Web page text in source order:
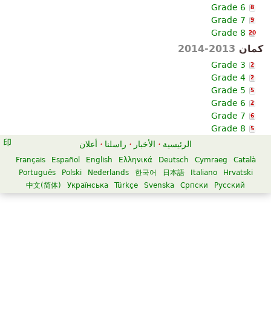
8
Grade 6
9
Grade 7
20
Grade 8
كمان 2013-2014
2
Grade 3
2
Grade 4
5
Grade 5
2
Grade 6
6
Grade 7
5
Grade 8
الرئيسية · الأخبار · راسلنا · أعلان
Català
Cymraeg
Deutsch
Ελληνικά
English
Español
Français
Hrvatski
Italiano
日本語
한국어
Nederlands
Polski
Português
Русский
Српски
Svenska
Türkçe
Українська
中文(简体)